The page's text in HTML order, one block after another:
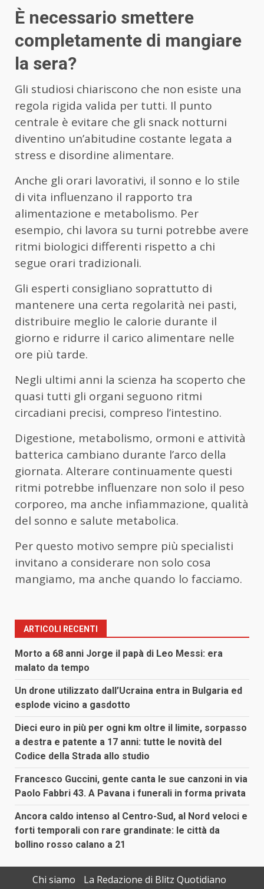
È necessario smettere
completamente di mangiare
la sera?
Gli studiosi chiariscono che non esiste una
regola rigida valida per tutti. Il punto
centrale è evitare che gli snack notturni
diventino un’abitudine costante legata a
stress e disordine alimentare.
Anche gli orari lavorativi, il sonno e lo stile
di vita influenzano il rapporto tra
alimentazione e metabolismo. Per
esempio, chi lavora su turni potrebbe avere
ritmi biologici differenti rispetto a chi
segue orari tradizionali.
Gli esperti consigliano soprattutto di
mantenere una certa regolarità nei pasti,
distribuire meglio le calorie durante il
giorno e ridurre il carico alimentare nelle
ore più tarde.
Negli ultimi anni la scienza ha scoperto che
quasi tutti gli organi seguono ritmi
circadiani precisi, compreso l’intestino.
Digestione, metabolismo, ormoni e attività
batterica cambiano durante l’arco della
giornata. Alterare continuamente questi
ritmi potrebbe influenzare non solo il peso
corporeo, ma anche infiammazione, qualità
del sonno e salute metabolica.
Per questo motivo sempre più specialisti
invitano a considerare non solo cosa
mangiamo, ma anche quando lo facciamo.
ARTICOLI RECENTI
Morto a 68 anni Jorge il papà di Leo Messi: era
malato da tempo
Un drone utilizzato dall’Ucraina entra in Bulgaria ed
esplode vicino a gasdotto
Dieci euro in più per ogni km oltre il limite, sorpasso
a destra e patente a 17 anni: tutte le novità del
Codice della Strada allo studio
Francesco Guccini, gente canta le sue canzoni in via
Paolo Fabbri 43. A Pavana i funerali in forma privata
Ancora caldo intenso al Centro-Sud, al Nord veloci e
forti temporali con rare grandinate: le città da
bollino rosso calano a 21
Chi siamo
La Redazione di Blitz Quotidiano